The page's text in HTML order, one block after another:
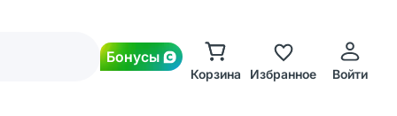
Бонусы
Корзина Избранное Войти